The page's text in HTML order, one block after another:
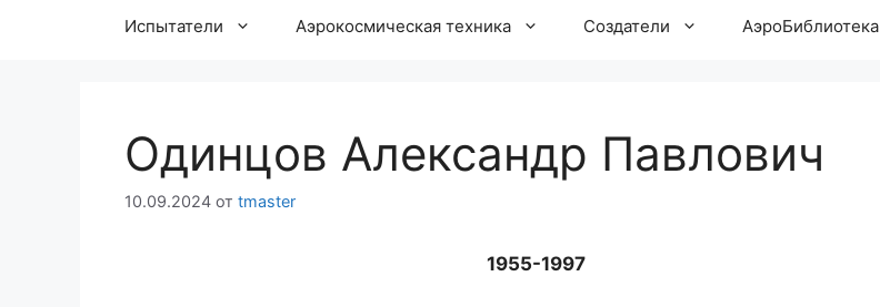
Испытатели Аэрокосмическая техника Создатели АэроБиблиотека
Одинцов Александр Павлович
10.09.2024 от tmaster
1955-1997